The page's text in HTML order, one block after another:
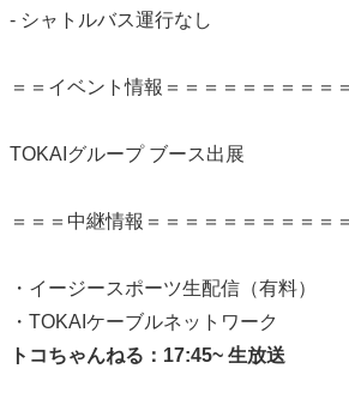
- シャトルバス運行なし
＝＝イベント情報＝＝＝＝＝＝＝＝＝
TOKAIグループ ブース出展
＝＝＝中継情報＝＝＝＝＝＝＝＝＝＝
・イージースポーツ生配信（有料）
・TOKAIケーブルネットワーク
トコちゃんねる：17:45~ 生放送